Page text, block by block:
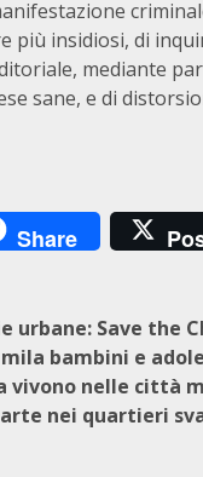
più insidiosi, di
mediante
sane, e di
Share
urbane: Save the
bambini e
vivono nelle città
nei quartieri